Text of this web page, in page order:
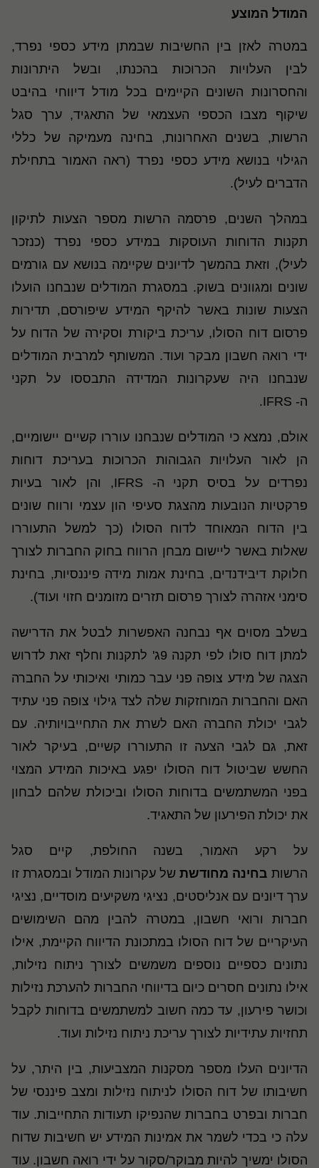
המודל המוצע
במטרה לאזן בין החשיבות שבמתן מידע כספי נפרד,
לבין העלויות הכרוכות בהכנתו, ובשל היתרונות
והחסרונות השונים הקיימים בכל מודל דיווחי בהיבט
שיקוף מצבו הכספי העצמאי של התאגיד, ערך סגל
הרשות, בשנים האחרונות, בחינה מעמיקה של כללי
הגילוי בנושא מידע כספי נפרד (ראה האמור בתחילת
הדברים לעיל).
במהלך השנים, פרסמה הרשות מספר הצעות לתיקון
תקנות הדוחות העוסקות במידע כספי נפרד (כנזכר
לעיל), וזאת בהמשך לדיונים שקיימה בנושא עם גורמים
שונים ומגוונים בשוק. במסגרת המודלים שנבחנו הועלו
הצעות שונות באשר להיקף המידע שיפורסם, תדירות
פרסום דוח הסולו, עריכת ביקורת וסקירה של הדוח על
ידי רואה חשבון מבקר ועוד. המשותף למרבית המודלים
שנבחנו היה שעקרונות המדידה התבססו על תקני
ה- IFRS
.
אולם, נמצא כי המודלים שנבחנו עוררו קשיים יישומיים,
הן לאור העלויות הגבוהות הכרוכות בעריכת דוחות
נפרדים על בסיס תקני ה- IFRS, והן לאור בעיות
פרקטיות הנובעות מהצגת סעיפי הון עצמי ורווח שונים
בין הדוח המאוחד לדוח הסולו (כך למשל התעוררו
שאלות באשר ליישום מבחן הרווח בחוק החברות לצורך
חלוקת דיבידנדים, בחינת אמות מידה פיננסיות, בחינת
סימני אזהרה לצורך פרסום תזרים מזומנים חזוי ועוד).
בשלב מסוים אף נבחנה האפשרות לבטל את הדרישה
למתן דוח סולו לפי תקנה 9ג' לתקנות וחלף זאת לדרוש
הצגה של מידע צופה פני עבר כמותי ואיכותי על החברה
האם והחברות המוחזקות שלה לצד גילוי צופה פני עתיד
לגבי יכולת החברה האם לשרת את התחייבויותיה. עם
זאת, גם לגבי הצעה זו התעוררו קשיים, בעיקר לאור
החשש שביטול דוח הסולו יפגע באיכות המידע המצוי
בפני המשתמשים בדוחות הסולו וביכולת שלהם לבחון
את יכולת הפירעון של התאגיד.
על רקע האמור, בשנה החולפת, קיים סגל
הרשות בחינה מחודשת של עקרונות המודל ובמסגרת זו
ערך דיונים עם אנליסטים, נציגי משקיעים מוסדיים, נציגי
חברות ורואי חשבון, במטרה להבין מהם השימושים
העיקריים של דוח הסולו במתכונת הדיווח הקיימת, אילו
נתונים כספיים נוספים משמשים לצורך ניתוח נזילות,
אילו נתונים חסרים כיום בדיווחי החברות להערכת נזילות
וכושר פירעון, עד כמה חשוב למשתמשים בדוחות לקבל
תחזיות עתידיות לצורך עריכת ניתוח נזילות ועוד.
הדיונים העלו מספר מסקנות המצביעות, בין היתר, על
חשיבותו של דוח הסולו לניתוח נזילות ומצב פיננסי של
חברות ובפרט בחברות שהנפיקו תעודות התחייבות. עוד
עלה כי בכדי לשמר את אמינות המידע יש חשיבות שדוח
הסולו ימשיך להיות מבוקר/סקור על ידי רואה חשבון. עוד